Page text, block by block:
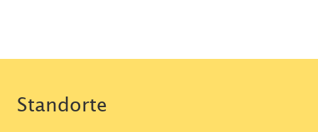
Standorte